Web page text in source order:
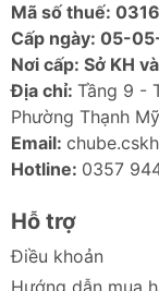
Mã số thuế:
Cấp ngày: 05-
Nơi cấp: Sở KH
Địa chỉ: Tầng 9 -
Phường Thạnh
Email:
Hotline: 0357
Hỗ trợ
Điều khoản